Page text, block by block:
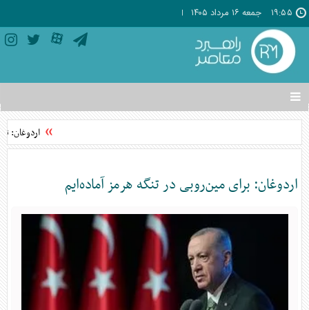
۱۹:۵۵ جمعه ۱۶ مرداد ۱۴۰۵
تغییر
وضعیت
منوی
ها
اردوغان:
اردوغان: برای مین‌روبی در تنگه هرمز آماده‌ایم